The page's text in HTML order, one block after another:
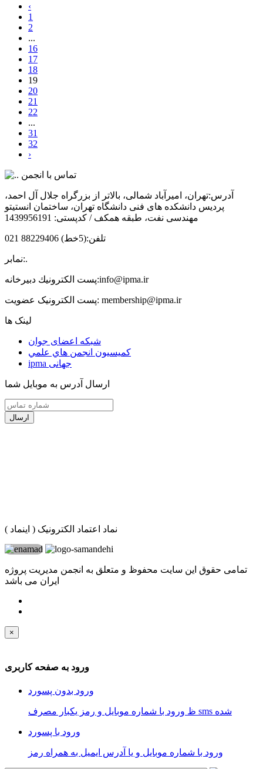
‹
1
2
...
16
17
18
19
20
21
22
...
31
32
›
تماس با انجمن
آدرس:تهران، امیرآباد شمالی، بالاتر از بزرگراه جلال آل احمد،
پردیس دانشکده های فنی دانشگاه تهران، ساختمان انستیتو
مهندسی نفت، طبقه همکف / کدپستی: 1439956191
تلفن:(5خط) 88229406 021
نمابر:.
پست الكترونيك دبیرخانه:info@ipma.ir
پست الکترونیک عضویت: membership@ipma.ir
لینک ها
شبکه اعضای جوان
كميسيون انجمن هاي علمي
ipma جهانی
ارسال آدرس به موبایل شما
ارسال
نماد اعتماد الکترونیک ( اینماد )
تمامی حقوق این سایت محفوظ و متعلق به انجمن مدیریت پروژه
ایران می باشد
×
ورود به صفحه کاربری
ورود بدون پسورد
ظ ورود با شماره موبایل و رمز یکبار مصرف sms شده
ورود با پسورد
ورود با شماره موبایل و یا آدرس ایمیل به همراه رمز